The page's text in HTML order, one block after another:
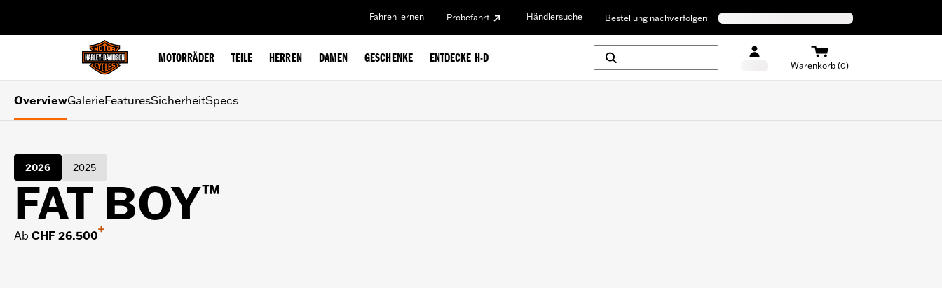
Fahren lernen Probefahrt Händlersuche Bestellung nachverfolgen
MOTORRÄDER TEILE HERREN DAMEN GESCHENKE ENTDECKE H-D
Warenkorb (0)
OverviewGalerieFeaturesSicherheitSpecs
2026 2025
FAT BOY™
Ab CHF 26.500
+